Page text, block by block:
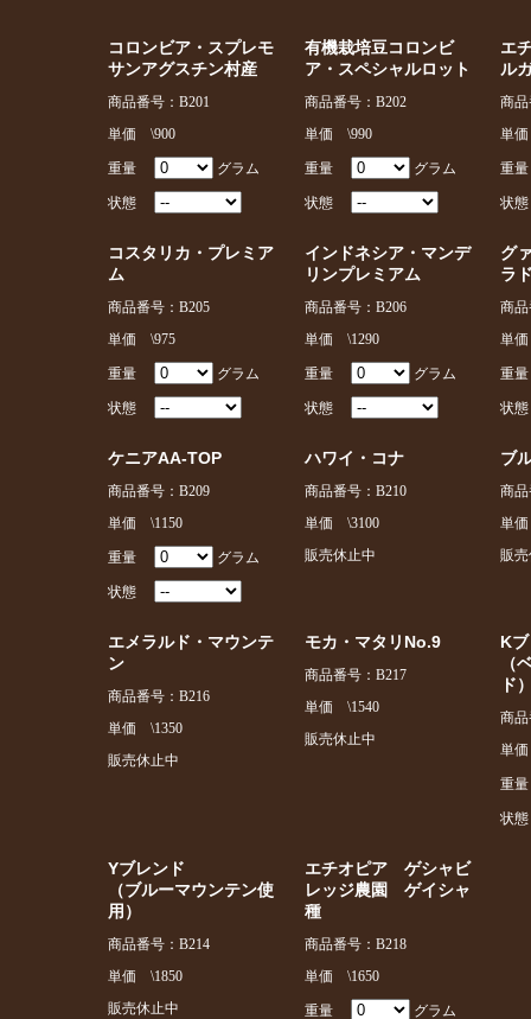
コロンビア・スプレモ
サンアグスチン村産
商品番号：B201
単価 \900
重量 グラム
状態
有機栽培豆コロンビ
ア・スペシャルロット
商品番号：B202
単価 \990
重量 グラム
状態
エ
ル
商
単
重
状
コスタリカ・プレミア
ム
商品番号：B205
単価 \975
重量 グラム
状態
インドネシア・マンデ
リンプレミアム
商品番号：B206
単価 \1290
重量 グラム
状態
グ
ラ
商
単
重
状
ケニアAA-TOP
商品番号：B209
単価 \1150
重量 グラム
状態
ハワイ・コナ
商品番号：B210
単価 \3100
販売休止中
ブ
商
単
販
エメラルド・マウンテ
ン
商品番号：B216
単価 \1350
販売休止中
モカ・マタリNo.9
商品番号：B217
単価 \1540
販売休止中
K
（
ド
商
単
重
状
Yブレンド
（ブルーマウンテン使
用）
商品番号：B214
単価 \1850
販売休止中
エチオピア ゲシャビ
レッジ農園 ゲイシャ
種
商品番号：B218
単価 \1650
重量 グラム